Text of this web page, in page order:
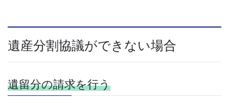
遺産分割協議ができない場合
遺留分の請求を行う